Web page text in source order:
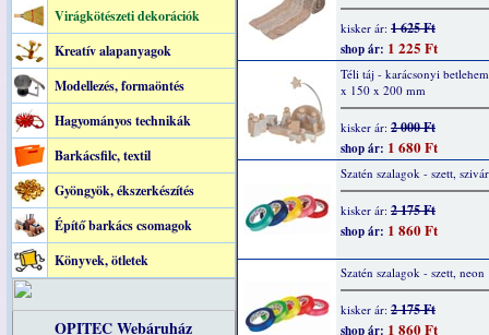
Virágkötészeti dekorációk
Kreatív alapanyagok
Modellezés, formaöntés
Hagyományos technikák
Barkácsfilc, textil
Gyöngyök, ékszerkészítés
Építő barkács csomagok
Könyvek, ötletek
OPITEC Webáruház
kisker ár: 1 625 Ft
shop ár: 1 225 Ft
Téli táj - karácsonyi
x 150 x 200 mm
kisker ár: 2 000 Ft
shop ár: 1 680 Ft
Szatén szalagok - szett,
kisker ár: 2 175 Ft
shop ár: 1 860 Ft
Szatén szalagok - szett, neon
kisker ár: 2 175 Ft
shop ár: 1 860 Ft